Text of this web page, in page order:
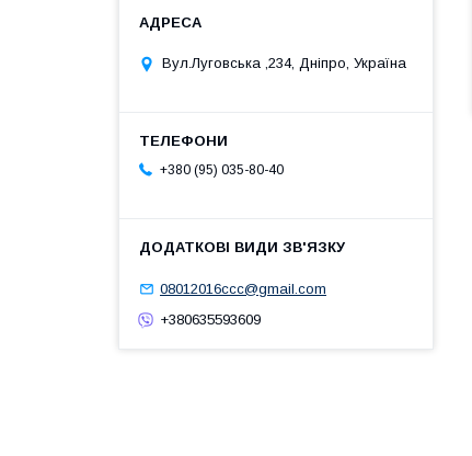
Вул.Луговська ,234, Дніпро, Україна
+380 (95) 035-80-40
08012016ccc@gmail.com
+380635593609